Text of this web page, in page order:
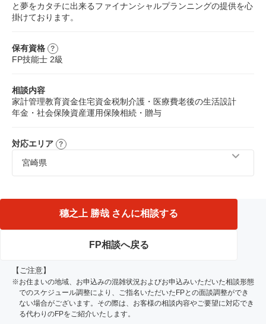
と夢をカタチに出来るファイナンシャルプランニングの提供を心
掛けております。
保有資格
FP技能士 2級
相談内容
家計管理教育資金住宅資金税制介護・医療費老後の生活設計
年金・社会保険資産運用保険相続・贈与
対応エリア
宮崎県
諸県郡、小林市、日向市、西臼杵郡、西都市、児湯郡、東
穗之上 勝哉 さんに相談する
FP相談へ戻る
【ご注意】
※お住まいの地域、お申込みの混雑状況およびお申込みいただいた相談形態
でのスケジュール調整により、ご指名いただいたFPとの面談調整ができ
ない場合がございます。その際は、お客様の相談内容やご要望に対応でき
る代わりのFPをご紹介いたします。